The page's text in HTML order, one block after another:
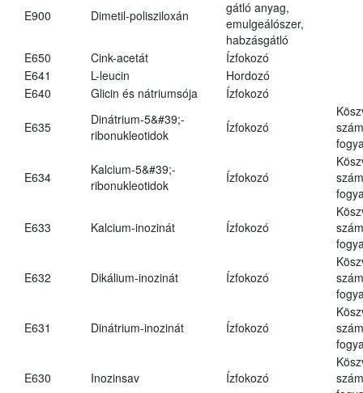
E900 Dimetil-polisziloxán
gátló anyag,
emulgeálószer,
habzásgátló
E650
Cink-acetát
Ízfokozó
E641
L-leucin
Hordozó
E640
Glicin és nátriumsója Ízfokozó
E635
Dinátrium-5&#39;-
ribonukleotidok
Ízfokozó
E634
Kalcium-5&#39;-
ribonukleotidok
Ízfokozó
E633 Kalcium-inozinát Ízfokozó
E632 Dikálium-inozinát Ízfokozó
E631 Dinátrium-inozinát Ízfokozó
E630 Inozinsav Ízfokozó